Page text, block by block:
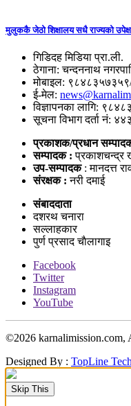
मुलुककै जेठो शिक्षालय सधै राज्यको
गिडिदह मिडिया प्रा.ली.
ठेगाना: चन्दननाथ
मोबाइल:
ई-मेल:
विज्ञापनका लागि:
सूचना विभाग दर्ता नं:
प्रकाशक/प्रधान
सम्पादक :प्रकाशचन्द्र
उप-सम्पादक: मानदत्त
संरक्षक : नरी दमाई
संबाददाता
दशरथ चनारा
सल्लाहकार
पुर्ण प्रसाद चाैलागाइ
Facebook
Twitter
Instagram
YouTube
©2026 karnalimission.com,
Designed By : TopLine
Skip This